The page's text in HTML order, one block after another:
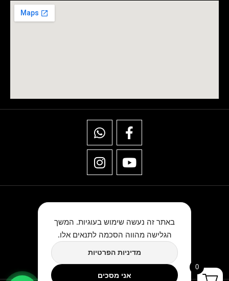
★★★★★
כתבו לנו ביקורת בגוגל
באתר זה נעשה שימוש בעוגיות. המשך
הגלישה מהווה הסכמה לתנאים אלו.
מדיניות הפרטיות
אני מסכים
0